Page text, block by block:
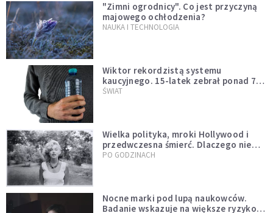
"Zimni ogrodnicy". Co jest przyczyną
majowego ochłodzenia?
NAUKA I TECHNOLOGIA
Wiktor rekordzistą systemu
kaucyjnego. 15-latek zebrał ponad 7
tys. butelek i puszek
ŚWIAT
Wielka polityka, mroki Hollywood i
przedwczesna śmierć. Dlaczego nie
możemy przestać mówić o Marilyn
PO GODZINACH
Nocne marki pod lupą naukowców.
Badanie wskazuje na większe ryzyko